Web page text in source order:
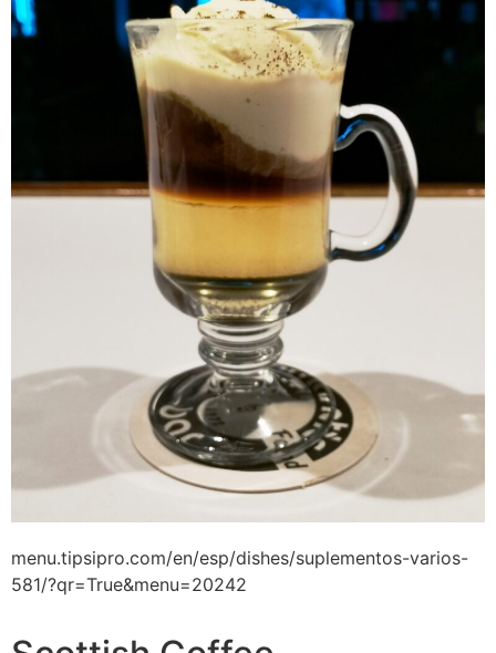
menu.tipsipro.com/en/esp/dishes/suplementos-varios-
581/?qr=True&menu=20242